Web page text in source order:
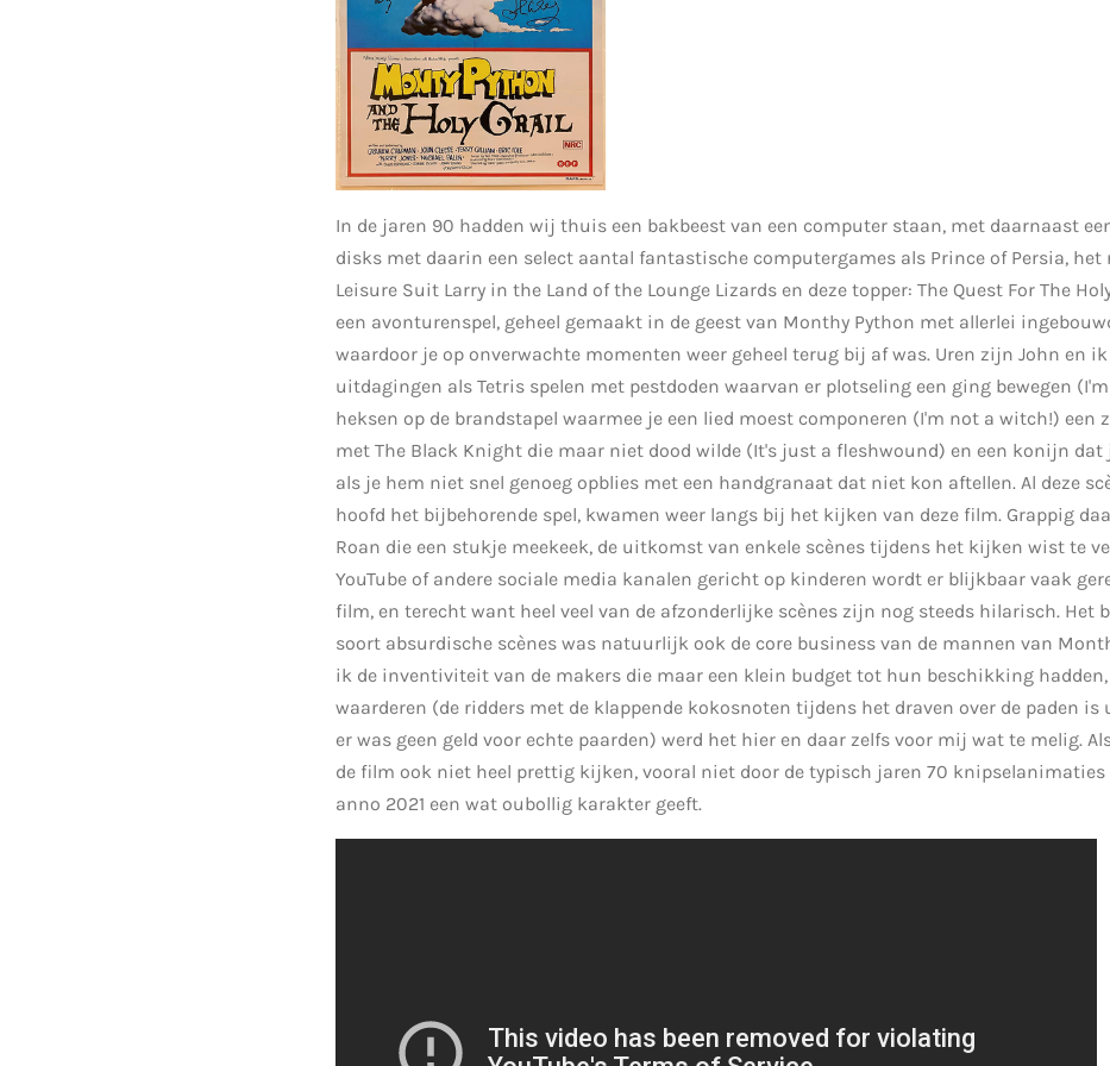
In de jaren 90 hadden wij thuis een bakbeest van een computer staan, met daarnaast
disks met daarin een select aantal fantastische computergames als Prince of Persia, het
Leisure Suit Larry in the Land of the Lounge Lizards en deze topper: The Quest For The
een avonturenspel, geheel gemaakt in de geest van Monthy Python met allerlei
waardoor je op onverwachte momenten weer geheel terug bij af was. Uren zijn John en
uitdagingen als Tetris spelen met pestdoden waarvan er plotseling een ging bewegen
heksen op de brandstapel waarmee je een lied moest componeren (I'm not a witch!) een
met The Black Knight die maar niet dood wilde (It's just a fleshwound) en een konijn dat
als je hem niet snel genoeg opblies met een handgranaat dat niet kon aftellen. Al deze
hoofd het bijbehorende spel, kwamen weer langs bij het kijken van deze film. Grappig
Roan die een stukje meekeek, de uitkomst van enkele scènes tijdens het kijken wist te
YouTube of andere sociale media kanalen gericht op kinderen wordt er blijkbaar vaak
film, en terecht want heel veel van de afzonderlijke scènes zijn nog steeds hilarisch. Het
soort absurdische scènes was natuurlijk ook de core business van de mannen van
ik de inventiviteit van de makers die maar een klein budget tot hun beschikking
waarderen (de ridders met de klappende kokosnoten tijdens het draven over de paden is
er was geen geld voor echte paarden) werd het hier en daar zelfs voor mij wat te melig.
de film ook niet heel prettig kijken, vooral niet door de typisch jaren 70 knipselanimaties
anno 2021 een wat oubollig karakter geeft.